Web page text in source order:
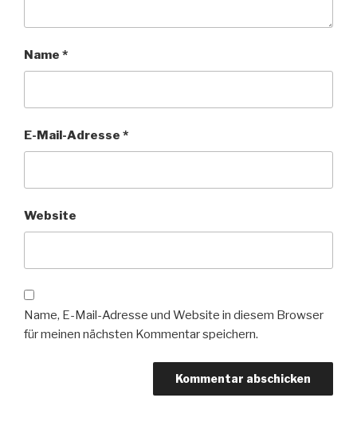
Name *
E-Mail-Adresse *
Website
Name, E-Mail-Adresse und Website in diesem Browser
für meinen nächsten Kommentar speichern.